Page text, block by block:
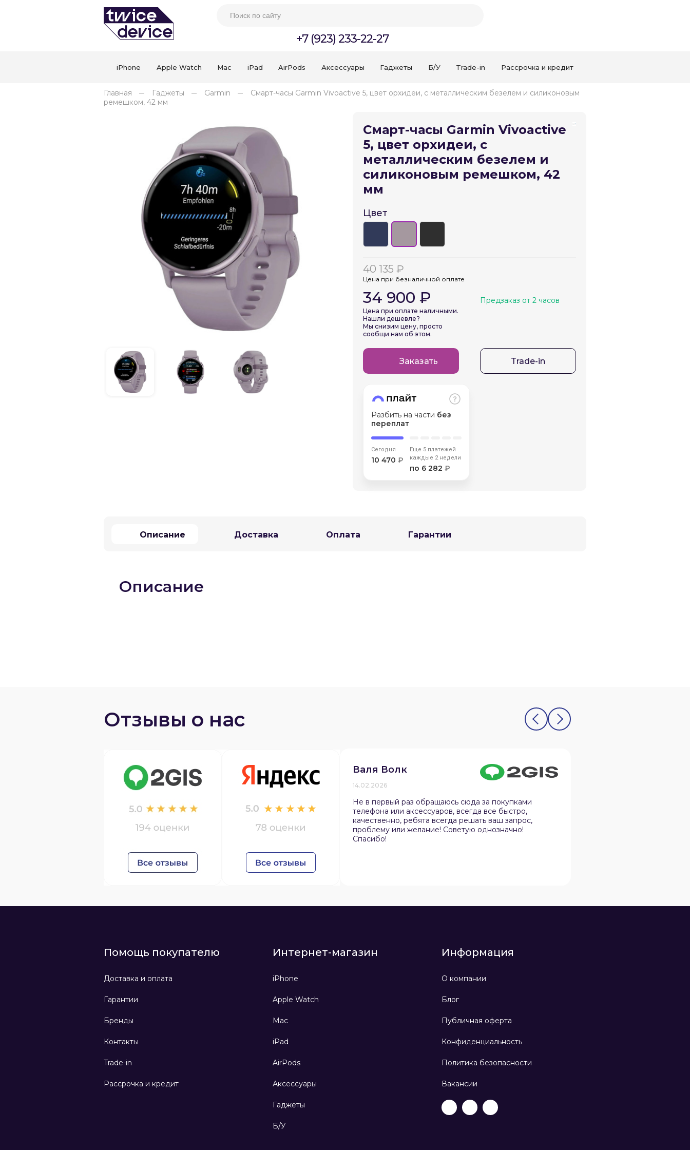
+7 (923) 233-22-27
iPhone Apple Watch Mac iPad AirPods Аксессуары Гаджеты Б/У Trade-in Рассрочка и кредит
Главная Гаджеты Garmin
Смарт-часы Garmin Vivoactive 5, цвет орхидеи, с металлическим безелем и силиконовым
ремешком, 42 мм
Смарт-часы Garmin Vivoactive
5, цвет орхидеи, с
металлическим безелем и
силиконовым ремешком, 42
мм
Цвет
40 135 ₽
Цена при безналичной оплате
34 900 ₽
Цена при оплате наличными.
Нашли дешевле?
Мы снизим цену, просто
сообщи нам об этом.
Предзаказ от 2 часов
Заказать Trade-in
Разбить на части без
переплат
Сегодня
10 470 ₽
Еще 5 платежей
каждые 2 недели
по 6 282 ₽
Описание Доставка Оплата Гарантии
Описание
Отзывы о нас
Валя Волк
14.02.2026
Не в первый раз обращаюсь сюда за покупками
телефона или аксессуаров, всегда все быстро,
качественно, ребята всегда решать ваш запрос,
проблему или желание! Советую однозначно!
Спасибо!
Для клиентов всех банков
Разбейтеоплату
на частибез переплат
График платежей
Сегодня
25%
в корзину
Оплачивайте сегодня только
выбранный способом
раз в 2 недели
Помощь покупателю
Доставка и оплата
Гарантии
Бренды
Контакты
Trade-in
Рассрочка и кредит
Интернет-магазин
iPhone
Apple Watch
Mac
iPad
AirPods
Аксессуары
Гаджеты
Б/У
Информация
О компании
Блог
Публичная оферта
Конфиденциальность
Политика безопасности
Вакансии